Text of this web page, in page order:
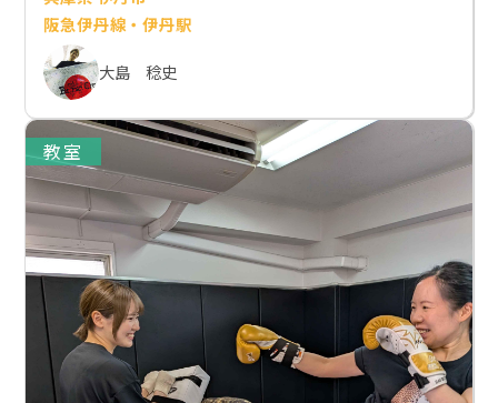
阪急伊丹線・伊丹駅
大島 稔史
教室